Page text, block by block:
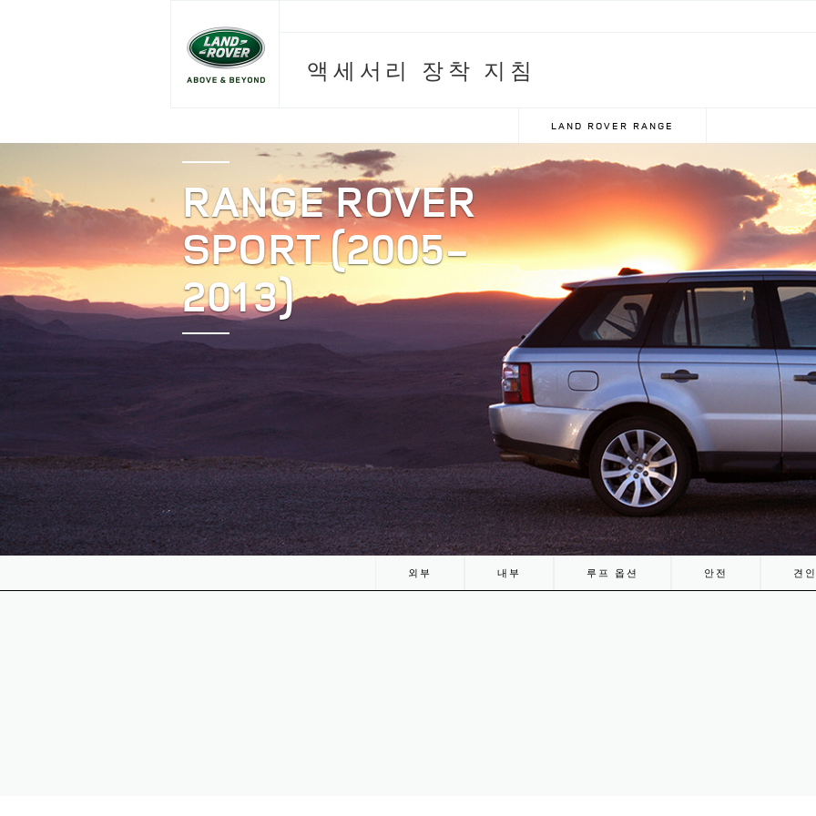
액세서리 장착 지침
LAND ROVER RANGE
RANGE ROVER
SPORT (2005-
2013)
외부 내부 루프 옵션 안전 견인